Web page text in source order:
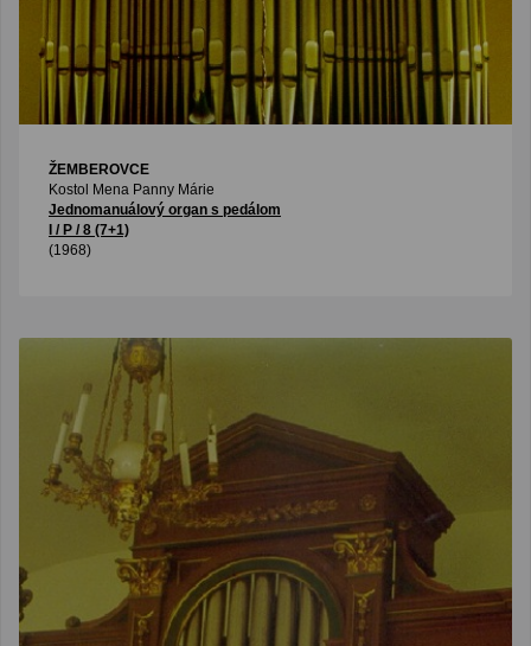
ŽEMBEROVCE
Kostol Mena Panny Márie
Jednomanuálový organ s pedálom
I / P / 8 (7+1)
(1968)